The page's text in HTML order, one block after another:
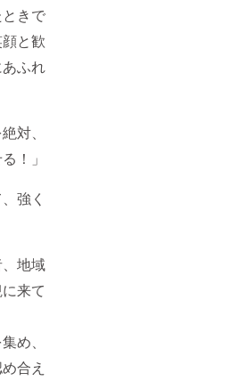
きで
と歓
ふれ
対、
！」
強く
地域
来て
め、
合え